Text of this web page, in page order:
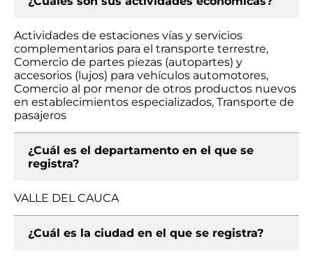
Actividades de estaciones vías y servicios
complementarios para el transporte terrestre,
Comercio de partes piezas (autopartes) y
accesorios (lujos) para vehículos automotores,
Comercio al por menor de otros productos nuevos
en establecimientos especializados, Transporte de
pasajeros
¿Cuál es el departamento en el que se
registra?
VALLE DEL CAUCA
¿Cuál es la ciudad en el que se registra?